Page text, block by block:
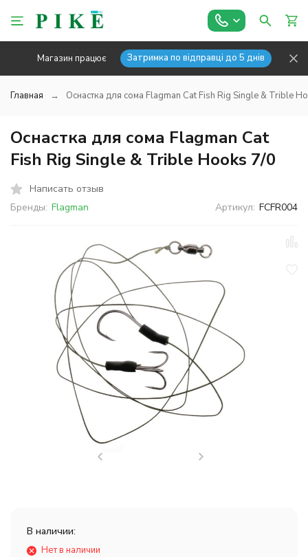
Магазин працює Затримка по відправці до 5 днів
Главная Оснастка для сома Flagman Cat Fish Rig Single & Trible
Оснастка для сома Flagman Cat
Fish Rig Single & Trible Hooks 7/0
Написать отзыв
Бренды: Flagman Артикул: FCFR004
В наличии:
Нет в наличии